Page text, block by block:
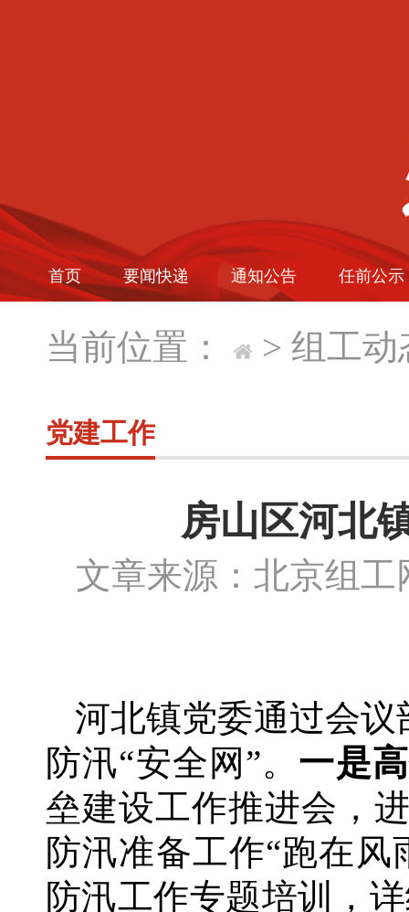
首页 要闻快递 通知公告 任前公示
当前位置： > 组工动
党建工作
房山区河北
文章来源：北京
河北镇党委通过会
防汛“安全网”。 一是
垒建设工作推进会，
防汛准备工作“跑在风
防汛工作专题培训，